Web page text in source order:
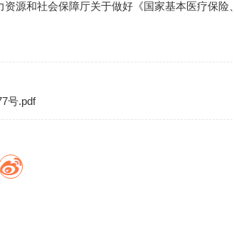
资源和社会保障厅关于做好《国家基本医疗保
号.pdf